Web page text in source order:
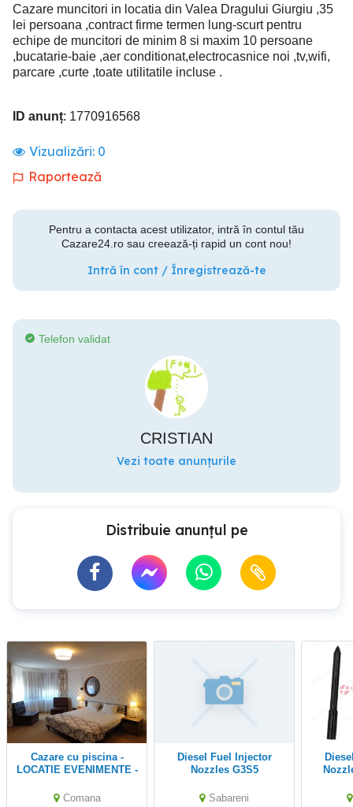
Cazare muncitori in locatia din Valea Dragului Giurgiu ,35
lei persoana ,contract firme termen lung-scurt pentru
echipe de muncitori de minim 8 si maxim 10 persoane
,bucatarie-baie ,aer conditionat,electrocasnice noi ,tv,wifi,
parcare ,curte ,toate utilitatile incluse .
ID anunț: 1770916568
Vizualizări: 0
Raportează
Pentru a contacta acest utilizator, intră în contul tău
Cazare24.ro sau creează-ți rapid un cont nou!
Intră în cont / Înregistrează-te
Telefon validat
CRISTIAN
Vezi toate anunțurile
Distribuie anunțul pe
Cazare cu piscina -
LOCATIE EVENIMENTE -
sejur, tranzit Grecia
Comana
Diesel Fuel Injector
Nozzles G3S5
Sabareni
Diesel Fuel Injector